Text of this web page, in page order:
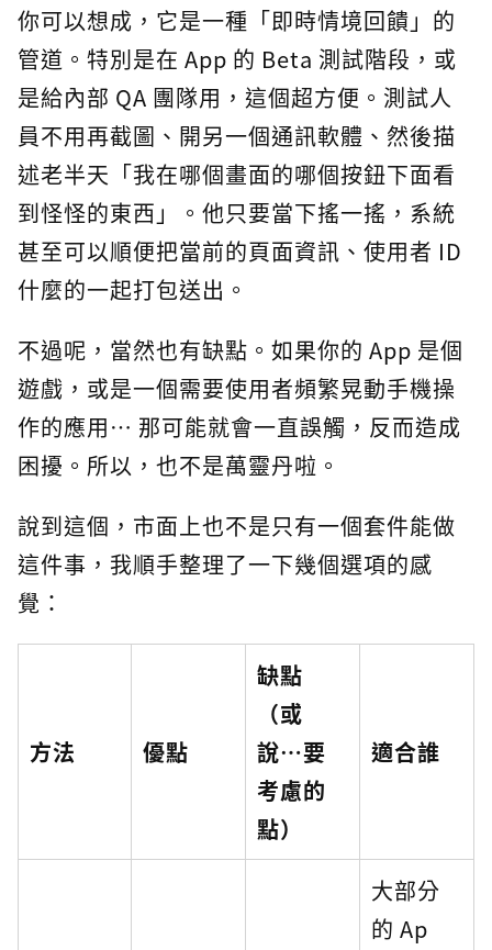
你可以想成，它是一種「即時情境回饋」的
管道。特別是在 App 的 Beta 測試階段，或
是給內部 QA 團隊用，這個超方便。測試人
員不用再截圖、開另一個通訊軟體、然後描
述老半天「我在哪個畫面的哪個按鈕下面看
到怪怪的東西」。他只要當下搖一搖，系統
甚至可以順便把當前的頁面資訊、使用者 ID
什麼的一起打包送出。
不過呢，當然也有缺點。如果你的 App 是個
遊戲，或是一個需要使用者頻繁晃動手機操
作的應用… 那可能就會一直誤觸，反而造成
困擾。所以，也不是萬靈丹啦。
說到這個，市面上也不是只有一個套件能做
這件事，我順手整理了一下幾個選項的感
覺：
方法 優點
缺點
（或
說…要
考慮的
點）
適合誰
大部分
的 Ap